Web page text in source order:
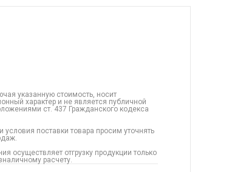
указанную стоимость, носит
характер и не является публичной
ст. 437 Гражданского кодекса
условия поставки товара просим уточнять
осуществляет отгрузку продукции только
расчету.